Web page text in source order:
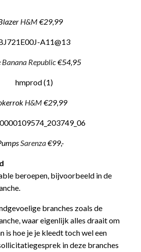
H&M€29,99
Banana Republic€54,95
H&M€29,99
Sarenza€99,-
beroepen, bijvoorbeeld in de
branches zoals de
waar eigenlijk alles draait om
is hoe je je kleedt toch wel een
sollicitatiegesprek in deze branches